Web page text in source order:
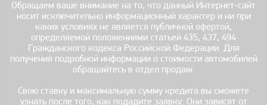
Обращаем ваше внимание на то, что данный Интернет-сайт
носит исключительно информационный характер и ни при
каких условиях не является публичной офертой,
определяемой положениями статьей 435, 437, 494
Гражданского кодекса Российской Федерации. Для
получения подробной информации о стоимости автомобилей
обращайтесь в отдел продаж.
Свою ставку и максимальную сумму кредита вы сможете
узнать после того, как подадите заявку. Они зависят от